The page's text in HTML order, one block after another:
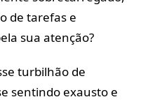
de tarefas e
sua atenção?
turbilhão de
sentindo exausto e